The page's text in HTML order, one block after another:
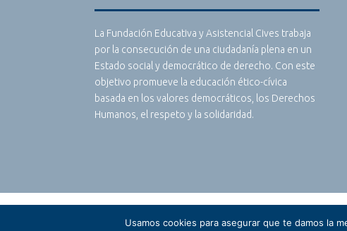
La Fundación Educativa y Asistencial Cives trabaja
por la consecución de una ciudadanía plena en un
Estado social y democrático de derecho. Con este
objetivo promueve la educación ético-cívica
basada en los valores democráticos, los Derechos
Humanos, el respeto y la solidaridad.
Usamos cookies para asegurar que te damos la